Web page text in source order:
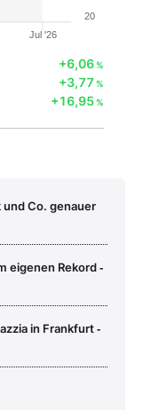
Jul '26
20
+6,06%
+3,77 %
+16,95%
und Co. genauer
eigenen Rekord ‑
in Frankfurt ‑